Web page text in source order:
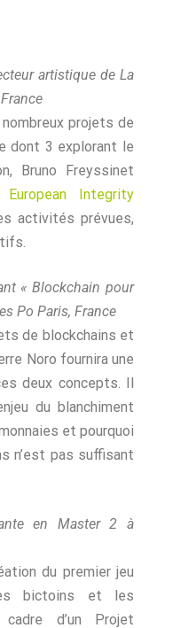
artistique de La
projets de
dont 3 explorant le
Bruno Freyssinet
European Integrity
activités prévues,
« Blockchain pour
Po Paris, France
de blockchains et
Noro fournira une
deux concepts. Il
du blanchiment
et pourquoi
n’est pas suffisant
en Master 2 à
du premier jeu
bictoins et les
d’un Projet